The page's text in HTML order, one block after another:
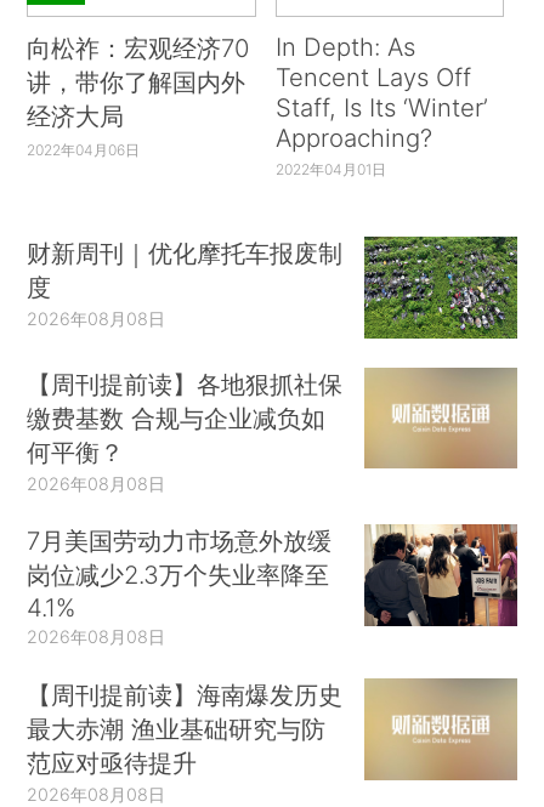
向松祚：宏观经济70
讲，带你了解国内外
经济大局
2022年04月06日
In Depth: As
Tencent Lays Off
Staff, Is Its ‘Winter’
Approaching?
2022年04月01日
财新周刊｜优化摩托车报废制
度
2026年08月08日
【周刊提前读】各地狠抓社保
缴费基数 合规与企业减负如
何平衡？
2026年08月08日
7月美国劳动力市场意外放缓
岗位减少2.3万个失业率降至
4.1%
2026年08月08日
【周刊提前读】海南爆发历史
最大赤潮 渔业基础研究与防
范应对亟待提升
2026年08月08日